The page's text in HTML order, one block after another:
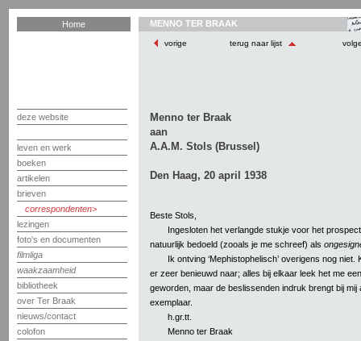
Home
deze website
leven en werk
boeken
artikelen
brieven
correspondenten
lezingen
foto's en documenten
filmliga
waakzaamheid
bibliotheek
over Ter Braak
nieuws/contact
colofon
MENNO TER BRAAK
vorige terug naar lijst
Menno ter Braak
aan
A.A.M. Stols (Brussel)
Den Haag, 20 april 1938
Beste Stols,
Ingesloten het verlangde stukje voor het
natuurlijk bedoeld (zooals je me schreef) als
Ik ontving ‘Mephistophelisch’ overigens nog
er zeer benieuwd naar; alles bij elkaar leek het me
geworden, maar de beslissenden indruk brengt bij mij
exemplaar.
h.gr.tt.
Menno ter Braak